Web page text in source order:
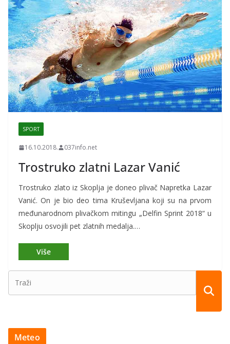
SPORT
16.10.2018. 037info.net
Trostruko zlatni Lazar Vanić
Trostruko zlato iz Skoplja je doneo plivač Napretka Lazar
Vanić. On je bio deo tima Kruševljana koji su na prvom
međunarodnom plivačkom mitingu „Delfin Sprint 2018“ u
Skoplju osvojili pet zlatnih medalja.…
Meteo